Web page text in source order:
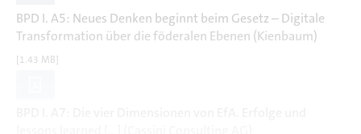
BPD I. A5: Neues Denken beginnt beim Gesetz – Digitale
Transformation über die föderalen Ebenen (Kienbaum)
[1.43 MB]